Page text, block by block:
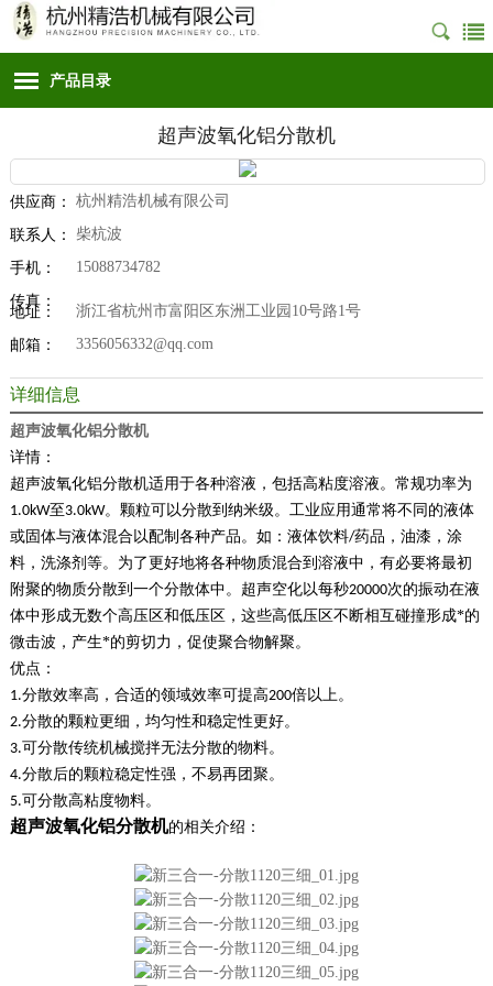
产品目录
超声波氧化铝分散机
供应商： 杭州精浩机械有限公司
联系人： 柴杭波
手机： 15088734782
传真：
地址： 浙江省杭州市富阳区东洲工业园10号路1号
邮箱： 3356056332@qq.com
详细信息
超声波氧化铝分散机
详情：
超声波氧化铝分散机适用于各种溶液，包括高粘度溶液。常规功率为
1.0kW至3.0kW。颗粒可以分散到纳米级。工业应用通常将不同的液体
或固体与液体混合以配制各种产品。如：液体饮料/药品，油漆，涂
料，洗涤剂等。为了更好地将各种物质混合到溶液中，有必要将最初
附聚的物质分散到一个分散体中。超声空化以每秒20000次的振动在液
体中形成无数个高压区和低压区，这些高低压区不断相互碰撞形成*的
微击波，产生*的剪切力，促使聚合物解聚。
优点：
1.分散效率高，合适的领域效率可提高200倍以上。
2.分散的颗粒更细，均匀性和稳定性更好。
3.可分散传统机械搅拌无法分散的物料。
4.分散后的颗粒稳定性强，不易再团聚。
5.可分散高粘度物料。
超声波氧化铝分散机的相关介绍：